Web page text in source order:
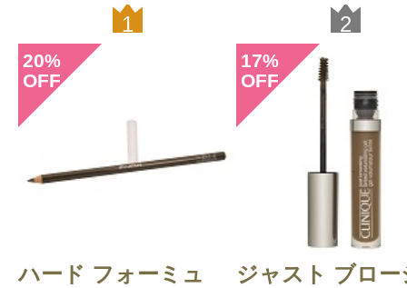
1
20%
OFF
ハード フォーミュ
2
17%
OFF
ジャスト ブロー